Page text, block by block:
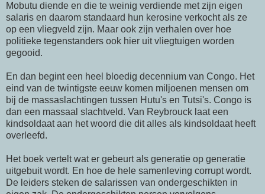
Mobutu diende en die te weinig verdiende met zijn eigen
salaris en daarom standaard hun kerosine verkocht als ze
op een vliegveld zijn. Maar ook zijn verhalen over hoe
politieke tegenstanders ook hier uit vliegtuigen worden
gegooid.
En dan begint een heel bloedig decennium van Congo. Het
eind van de twintigste eeuw komen miljoenen mensen om
bij de massaslachtingen tussen Hutu's en Tutsi's. Congo is
dan een massaal slachtveld. Van Reybrouck laat een
kindsoldaat aan het woord die dit alles als kindsoldaat heeft
overleefd.
Het boek vertelt wat er gebeurt als generatie op generatie
uitgebuit wordt. En hoe de hele samenleving corrupt wordt.
De leiders steken de salarissen van ondergeschikten in